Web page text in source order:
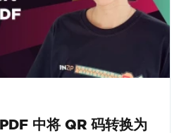
中将 QR 码转换为